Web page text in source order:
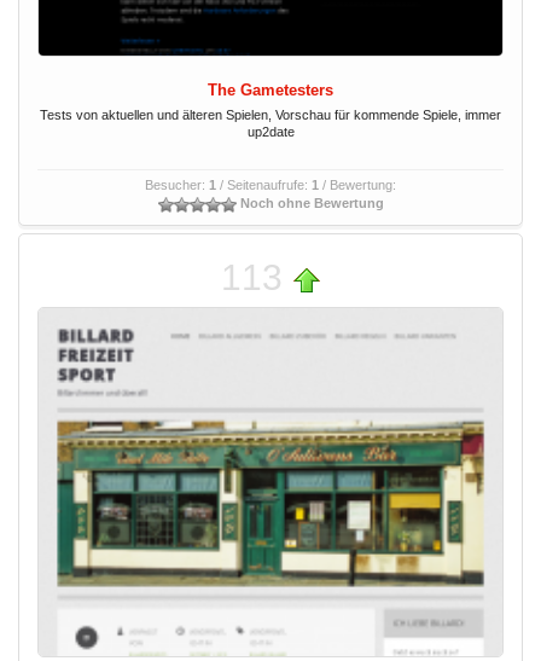
The Gametesters
Tests von aktuellen und älteren Spielen, Vorschau für kommende Spiele, immer
up2date
Besucher: 1 / Seitenaufrufe: 1 / Bewertung:
Noch ohne Bewertung
113